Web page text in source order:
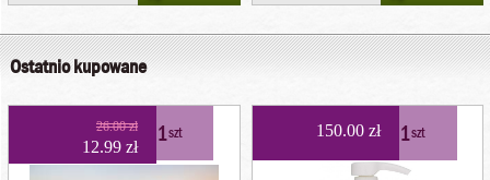
Ostatnio kupowane
26.00 zł
12.99 zł 1szt 150.00 zł 1szt